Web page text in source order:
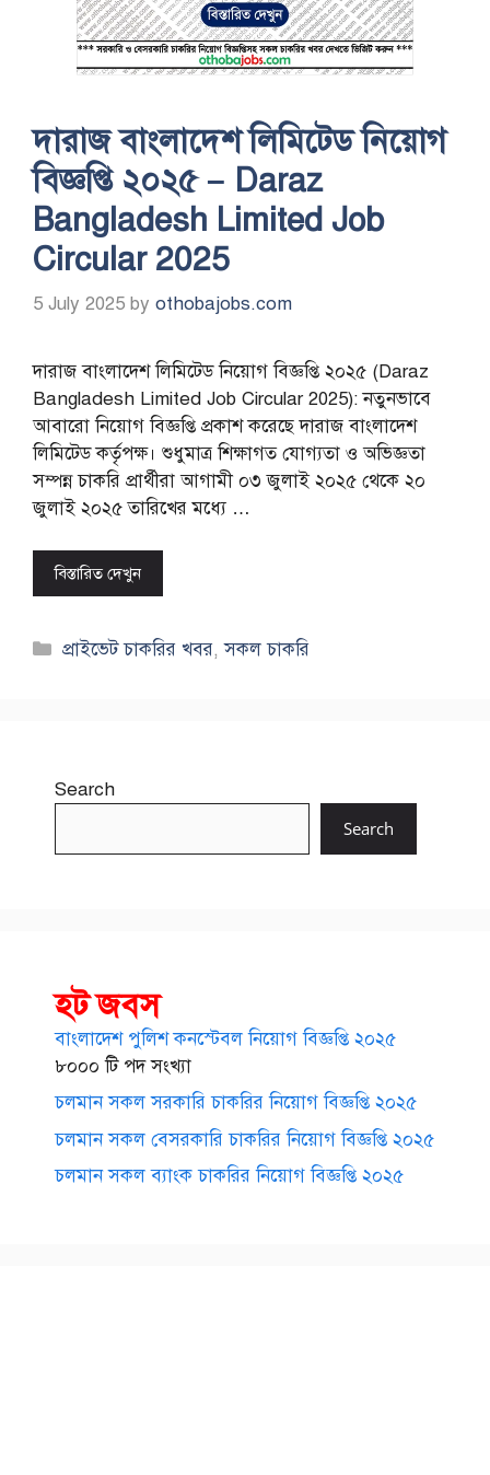
দারাজ বাংলাদেশ লিমিটেড নিয়োগ
বিজ্ঞপ্তি ২০২৫ – Daraz
Bangladesh Limited Job
Circular 2025
5 July 2025 by othobajobs.com
দারাজ বাংলাদেশ লিমিটেড নিয়োগ বিজ্ঞপ্তি ২০২৫ (Daraz
Bangladesh Limited Job Circular 2025): নতুনভাবে
আবারো নিয়োগ বিজ্ঞপ্তি প্রকাশ করেছে দারাজ বাংলাদেশ
লিমিটেড কর্তৃপক্ষ। শুধুমাত্র শিক্ষাগত যোগ্যতা ও অভিজ্ঞতা
সম্পন্ন চাকরি প্রার্থীরা আগামী ০৩ জুলাই ২০২৫ থেকে ২০
জুলাই ২০২৫ তারিখের মধ্যে …
বিস্তারিত দেখুন
Categories
প্রাইভেট চাকরির খবর,সকল চাকরি
Search
Search
হট জবস
বাংলাদেশ পুলিশ কনস্টেবল নিয়োগ বিজ্ঞপ্তি ২০২৫
৮০০০ টি পদ সংখ্যা
চলমান সকল সরকারি চাকরির নিয়োগ বিজ্ঞপ্তি ২০২৫
চলমান সকল বেসরকারি চাকরির নিয়োগ বিজ্ঞপ্তি ২০২৫
চলমান সকল ব্যাংক চাকরির নিয়োগ বিজ্ঞপ্তি ২০২৫